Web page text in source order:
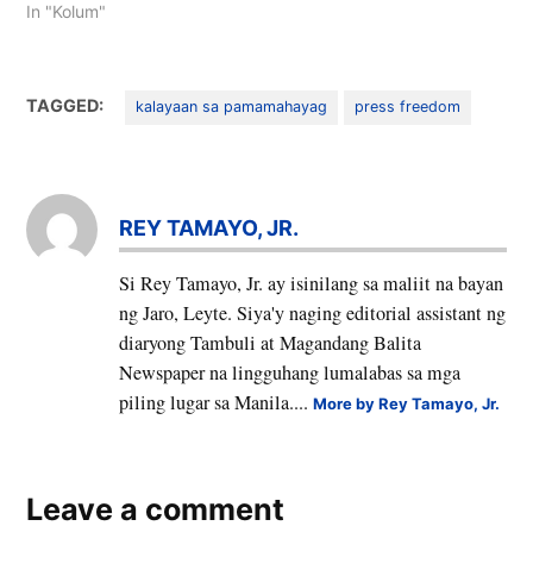
ekonomiya at pulitika,
ay binubusalan ng
In "Kolum"
TAGGED: kalayaan sa pamamahayag press freedom
REY TAMAYO, JR.
Si Rey Tamayo, Jr. ay isinilang sa maliit na bayan
ng Jaro, Leyte. Siya'y naging editorial assistant ng
diaryong Tambuli at Magandang Balita
Newspaper na lingguhang lumalabas sa mga
piling lugar sa Manila....More by Rey Tamayo, Jr.
Leave a comment